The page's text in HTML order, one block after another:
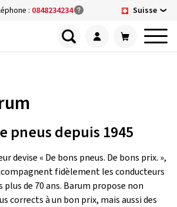
: 0848234234 Suisse
pneus depuis 1945
devise « De bons pneus. De bons prix. »,
fidèlement les conducteurs
de 70 ans. Barum propose non
corrects à un bon prix, mais aussi des